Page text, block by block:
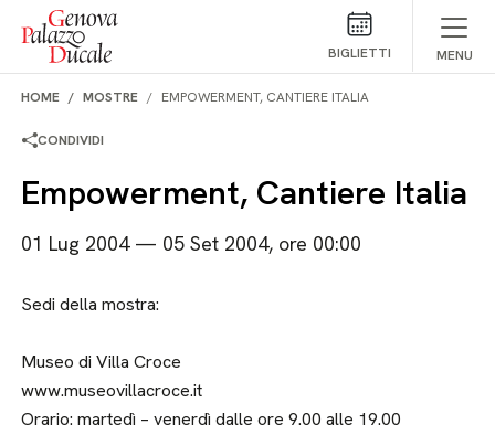
Salta al contenuto
BIGLIETTI MENU
HOME MOSTRE EMPOWERMENT, CANTIERE ITALIA
CONDIVIDI
Empowerment, Cantiere Italia
01 Lug 2004 — 05 Set 2004, ore 00:00
Sedi della mostra:
Museo di Villa Croce
www.museovillacroce.it
Orario: martedì – venerdì dalle ore 9.00 alle 19.00